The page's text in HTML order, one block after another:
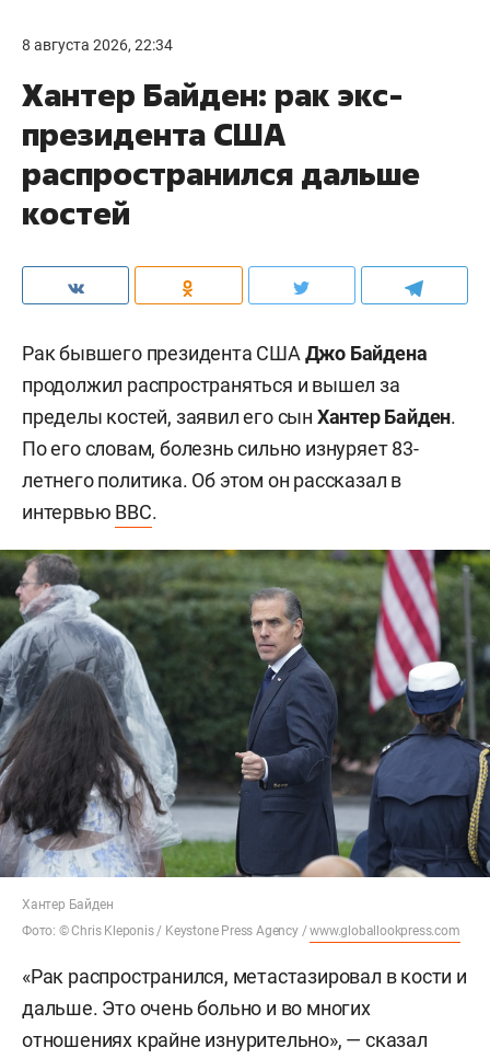
8 августа 2026, 22:34
Хантер Байден: рак экс-
президента США
распространился дальше
костей
Рак бывшего президента СШАДжо Байдена
продолжил распространяться и вышел за
пределы костей, заявил его сын Хантер Байден.
По его словам, болезнь сильно изнуряет 83-
летнего политика. Об этом он рассказал в
интервью BBC.
Хантер Байден
Фото: © Chris Kleponis / Keystone Press Agency /www.globallookpress.com
«Рак распространился, метастазировал в кости и
дальше. Это очень больно и во многих
отношениях крайне изнурительно», — сказал